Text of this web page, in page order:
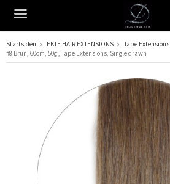
Produktet har blitt lagt til i
Startsiden EKTE HAIR EXTENSIONS Tape Extensions
#8 Brun, 60cm, 50g , Tape Extensions, Single drawn